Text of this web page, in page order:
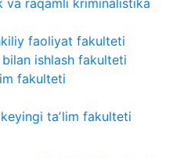
va raqamli kriminalistika
faoliyat fakulteti
ishlash fakulteti
fakulteti
taʼlim fakulteti